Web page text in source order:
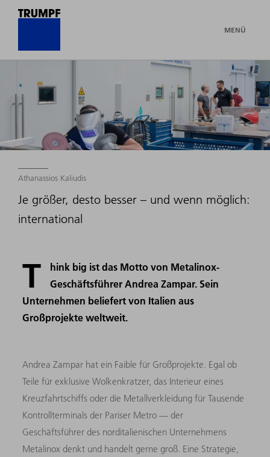
MENÜ
Athanassios Kaliudis
Je größer, desto besser – und wenn möglich:
international
T
hink big ist das Motto von Metalinox-
Geschäftsführer Andrea Zampar. Sein
Unternehmen beliefert von Italien aus
Großprojekte weltweit.
Andrea Zampar hat ein Faible für Großprojekte. Egal ob
Teile für exklusive Wolkenkratzer, das Interieur eines
Kreuzfahrtschiffs oder die Metallverkleidung für Tausende
Kontrollterminals der Pariser Metro — der
Geschäftsführer des norditalienischen Unternehmens
Metalinox denkt und handelt gerne groß. Eine Strategie,